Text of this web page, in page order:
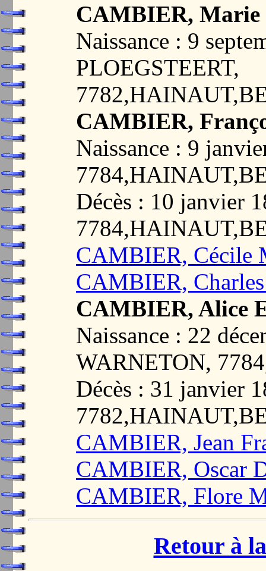
CAMBIER, Marie
Naissance : 9
PLOEGSTEERT,
CAMBIER,
Naissance : 9
Décès : 10 janvier
CAMBIER, Cécile
CAMBIER,
CAMBIER, Alice
Naissance : 22
WARNETON,
Décès : 31 janvier
CAMBIER, Jean
CAMBIER, Oscar
CAMBIER, Flore
Retour à